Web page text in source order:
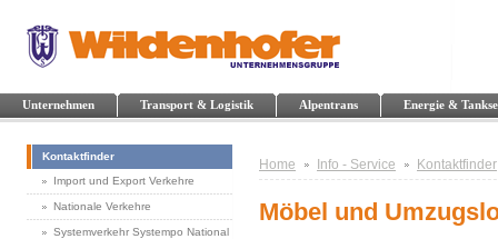
Unternehmen Transport & Logistik Alpentrans Energie &
Kontaktfinder
Import und Export Verkehre
Nationale Verkehre
Systemverkehr Systempo National
Home Info - Service Kontaktfinder
Möbel und